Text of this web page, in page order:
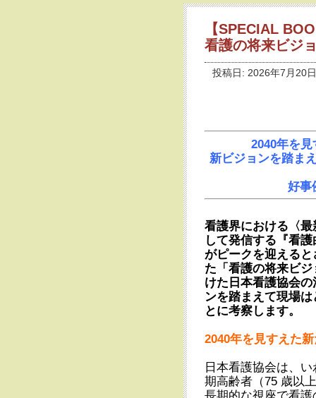
【SPECIAL
看護の将来ビジ
投稿日: 2026年7月20
2040年を
新ビジョンを踏ま
好事
看護界における〈
して発信する『看
がピークを迎える
た「看護の将来ビ
けた日本看護協会
ンを踏まえて現場
とに考察します。
2040年を見すえた
日本看護協会は、
期高齢者（75 歳以
長期的な視座で看